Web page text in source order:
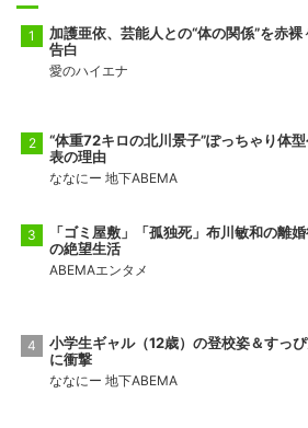
加護亜依、芸能人との“体の関係”を赤裸
告白
愛のハイエナ
“体重72キロの北川景子”ぽっちゃり体
表の理由
ななにー 地下ABEMA
「ゴミ屋敷」「孤独死」布川敏和の離
の絶望生活
ABEMAエンタメ
小学生ギャル（12歳）の登校姿＆すっ
に衝撃
ななにー 地下ABEMA